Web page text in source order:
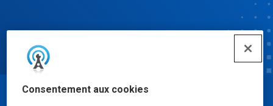
Consentement aux cookies